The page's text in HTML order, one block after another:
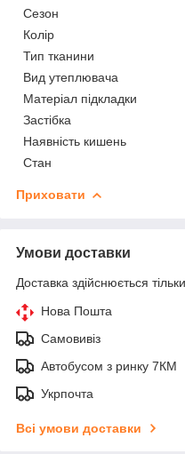
Сезон
Колір
Тип тканини
Вид утеплювача
Матеріал підкладки
Застібка
Наявність кишень
Стан
Приховати
Умови доставки
Доставка здійснюється
Нова Пошта
Самовивіз
Автобусом з ринку 7КМ
Укрпочта
Всі умови доставки